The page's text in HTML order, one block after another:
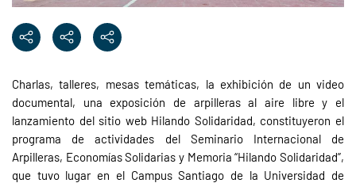
Charlas, talleres, mesas temáticas, la exhibición de un video
documental, una exposición de arpilleras al aire libre y el
lanzamiento del sitio web Hilando Solidaridad, constituyeron el
programa de actividades del Seminario Internacional de
Arpilleras, Economías Solidarias y Memoria “Hilando Solidaridad”,
que tuvo lugar en el Campus Santiago de la Universidad de